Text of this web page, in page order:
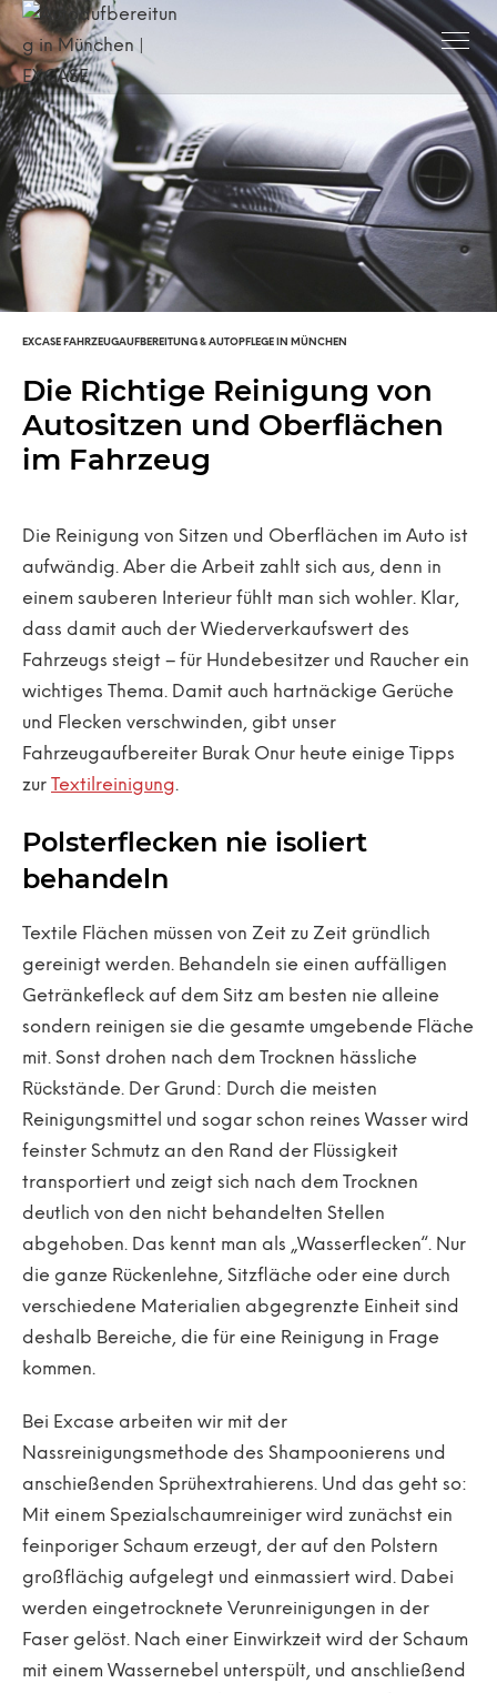
EXCASE FAHRZEUGAUFBEREITUNG & AUTOPFLEGE IN MÜNCHEN
Die Richtige Reinigung von
Autositzen und Oberflächen
im Fahrzeug
Die Reinigung von Sitzen und Oberflächen im Auto ist
aufwändig. Aber die Arbeit zahlt sich aus, denn in
einem sauberen Interieur fühlt man sich wohler. Klar,
dass damit auch der Wiederverkaufswert des
Fahrzeugs steigt – für Hundebesitzer und Raucher ein
wichtiges Thema. Damit auch hartnäckige Gerüche
und Flecken verschwinden, gibt unser
Fahrzeugaufbereiter Burak Onur heute einige Tipps
zur Textilreinigung.
Polsterflecken nie isoliert
behandeln
Textile Flächen müssen von Zeit zu Zeit gründlich
gereinigt werden. Behandeln sie einen auffälligen
Getränkefleck auf dem Sitz am besten nie alleine
sondern reinigen sie die gesamte umgebende Fläche
mit. Sonst drohen nach dem Trocknen hässliche
Rückstände. Der Grund: Durch die meisten
Reinigungsmittel und sogar schon reines Wasser wird
feinster Schmutz an den Rand der Flüssigkeit
transportiert und zeigt sich nach dem Trocknen
deutlich von den nicht behandelten Stellen
abgehoben. Das kennt man als „Wasserflecken“. Nur
die ganze Rückenlehne, Sitzfläche oder eine durch
verschiedene Materialien abgegrenzte Einheit sind
deshalb Bereiche, die für eine Reinigung in Frage
kommen.
Bei Excase arbeiten wir mit der
Nassreinigungsmethode des Shampoonierens und
anschießenden Sprühextrahierens. Und das geht so:
Mit einem Spezialschaumreiniger wird zunächst ein
feinporiger Schaum erzeugt, der auf den Polstern
großflächig aufgelegt und einmassiert wird. Dabei
werden eingetrocknete Verunreinigungen in der
Faser gelöst. Nach einer Einwirkzeit wird der Schaum
mit einem Wassernebel unterspült, und anschließend